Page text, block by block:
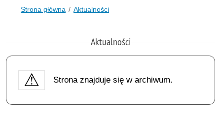
Strona główna Aktualności
Aktualności
Strona znajduje się w archiwum.